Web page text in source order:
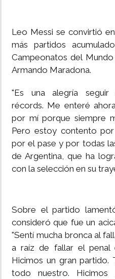
Leo Messi se convirtió
más partidos
Campeonatos del
Armando Maradona.
"Es una alegría seguir
récords. Me enteré
por mí porque siempre
Pero estoy contento
por el pase y por todas
de Argentina, que ha
con la selección en su
Sobre el partido
consideró que fue un
"Sentí mucha bronca al
a raíz de fallar el penal
Hicimos un gran partido.
todo nuestro.